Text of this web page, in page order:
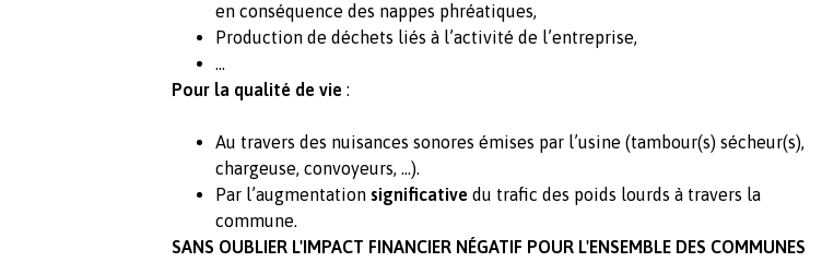
en conséquence des nappes phréatiques,
Production de déchets liés à l’activité de l’entreprise,
...
Pour la qualité de vie :
Au travers des nuisances sonores émises par l’usine (tambour(s) sécheur(s),
chargeuse, convoyeurs, …).
Par l’augmentation significative du trafic des poids lourds à travers la
commune.
SANS OUBLIER L'IMPACT FINANCIER NÉGATIF POUR L'ENSEMBLE DES COMMUNES